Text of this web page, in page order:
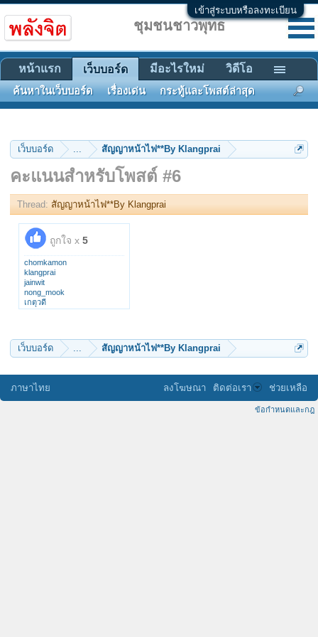
เข้าสู่ระบบหรือลงทะเบียน
เว็บบอร์ด ... สัญญาหน้าไฟ**By Klangprai
คะแนนสำหรับโพสต์ #6
Thread: สัญญาหน้าไฟ**By Klangprai
ถูกใจ x 5
chomkamon
klangprai
jainwit
nong_mook
เกตุวดี
เว็บบอร์ด ... สัญญาหน้าไฟ**By Klangprai
ชุมชนชาวพุทธ
หน้าแรก เว็บบอร์ด
ค้นหาในเว็บบอร์ด เรื่องเด่น กระทู้และโพสต์ล่าสุด
มีอะไรใหม่ วิดีโอ
ภาษาไทย ลงโฆษณา ติดต่อเรา ช่วยเหลือ
ข้อกำหนดและกฎ